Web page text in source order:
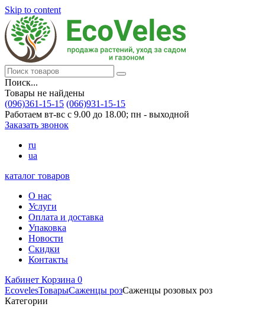
Skip to content
Поиск...
Товары не найдены
(096)361-15-15 (066)931-15-15
Работаем вт-вс с 9.00 до 18.00; пн - выходной
Заказать звонок
ru
ua
каталог товаров
О нас
Услуги
Оплата и доставка
Упаковка
Новости
Скидки
Контакты
Кабинет Корзина 0
EcovelesТоварыСаженцы розСаженцы розовых роз
Категории